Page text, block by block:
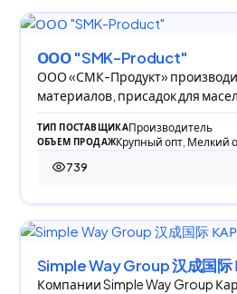
ООО "SMK-Product"
ООО «СМК-Продукт»
материалов, присадок для
ТИП ПОСТАВЩИКАПроизводитель
ОБЪЕМ ПРОДАЖКрупный опт, Мелкий
739
739 просмотров
Simple Way Group 汉成国
Компании Simple Way Group